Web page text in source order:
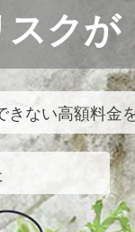
クが
きない高額料金